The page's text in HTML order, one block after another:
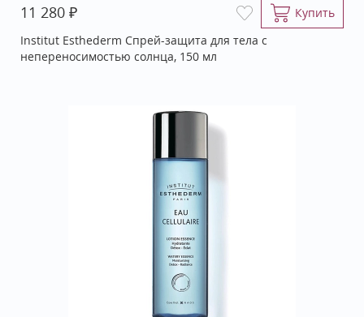
11 280 ₽
Купить
Institut Esthederm Спрей-защита для тела с
непереносимостью солнца, 150 мл